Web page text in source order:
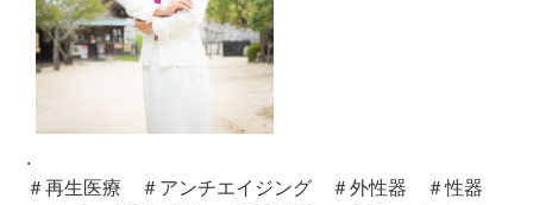
.
＃再生医療
＃アンチエイジング ＃外性器
＃性器